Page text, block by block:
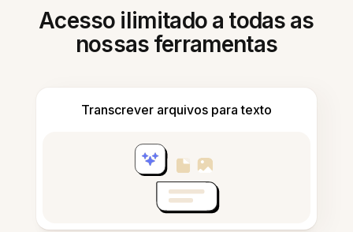
Acesso ilimitado a todas as
nossas ferramentas
Transcrever arquivos para texto